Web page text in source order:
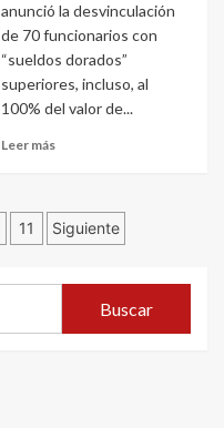
anunció la desvinculación
de 70 funcionarios con
“sueldos dorados”
superiores, incluso, al
100% del valor de...
Leer más
11 Siguiente